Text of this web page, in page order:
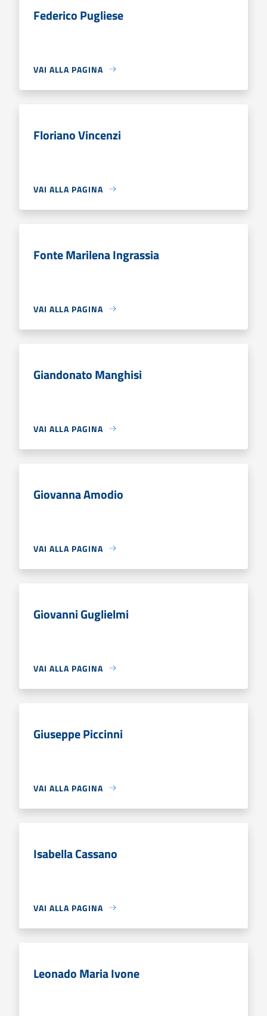
Federico Pugliese
VAI ALLA PAGINA
Floriano Vincenzi
VAI ALLA PAGINA
Fonte Marilena Ingrassia
VAI ALLA PAGINA
Giandonato Manghisi
VAI ALLA PAGINA
Giovanna Amodio
VAI ALLA PAGINA
Giovanni Guglielmi
VAI ALLA PAGINA
Giuseppe Piccinni
VAI ALLA PAGINA
Isabella Cassano
VAI ALLA PAGINA
Leonado Maria Ivone